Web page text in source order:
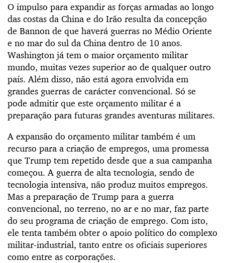
O impulso para expandir as forças armadas ao longo
das costas da China e do Irão resulta da concepção
de Bannon de que haverá guerras no Médio Oriente
e no mar do sul da China dentro de 10 anos.
Washington já tem o maior orçamento militar
mundo, muitas vezes superior ao de qualquer outro
país. Além disso, não está agora envolvida em
grandes guerras de carácter convencional. Só se
pode admitir que este orçamento militar é a
preparação para futuras grandes aventuras militares.
A expansão do orçamento militar também é um
recurso para a criação de empregos, uma promessa
que Trump tem repetido desde que a sua campanha
começou. A guerra de alta tecnologia, sendo de
tecnologia intensiva, não produz muitos empregos.
Mas a preparação de Trump para a guerra
convencional, no terreno, no ar e no mar, faz parte
do seu programa de criação de emprego. Com isto,
ele tenta também obter o apoio político do complexo
militar-industrial, tanto entre os oficiais superiores
como entre as corporações.